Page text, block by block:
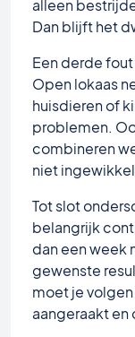
alleen
Dan blijft het
Een derde
Open lokaas
huisdieren of
problemen.
combineren
niet
Tot slot
belangrijk
dan een week
gewenste
moet je
aangeraakt